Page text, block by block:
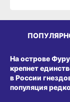
На острове
крепнет
в России
популяция